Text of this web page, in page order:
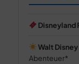
Disneyland
Walt
Abenteuer